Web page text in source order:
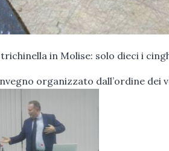
in Molise: solo dieci i
organizzato dall’ordine dei